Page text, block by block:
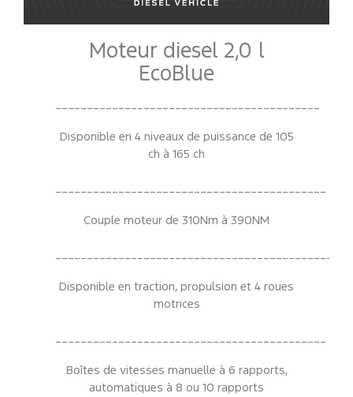
Moteur diesel 2,0 l
EcoBlue
Disponible en 4 niveaux de puissance de 105
ch à 165 ch
Couple moteur de 310Nm à 390NM
Disponible en traction, propulsion et 4 roues
motrices
Boîtes de vitesses manuelle à 6 rapports,
automatiques à 8 ou 10 rapports